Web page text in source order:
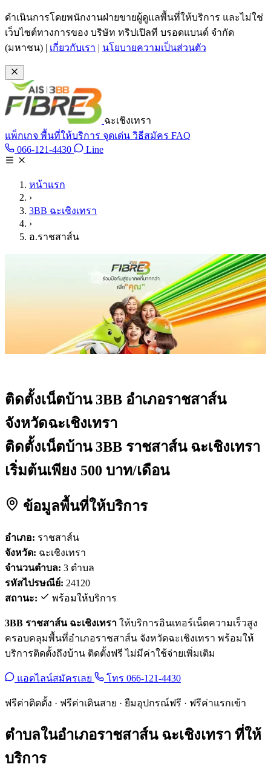
ข้ามไปเนื้อหาหลัก
ดำเนินการโดยพนักงานฝ่ายขายผู้ดูแลพื้นที่ให้บริการ และไม่ใช่
เว็บไซต์ทางการของ บริษัท ทริปเปิลที บรอดแบนด์ จำกัด
(มหาชน) | เกี่ยวกับเรา | นโยบายความเป็นส่วนตัว
ฉะเชิงเทรา
แพ็กเกจ พื้นที่ให้บริการ จุดเด่น วิธีสมัคร FAQ
066-121-4430 โทร 066-121-4430
LineLine @tan3bb
หน้าแรก
›
3BB ฉะเชิงเทรา
›
อ.ราชสาส์น
ติดตั้งเน็ตบ้าน 3BB อำเภอราชสาส์น
จังหวัดฉะเชิงเทรา
ติดตั้งเน็ตบ้าน 3BB ราชสาส์น ฉะเชิงเทรา
เริ่มต้นเพียง 500 บาท/เดือน
ข้อมูลพื้นที่ให้บริการ
อำเภอ: ราชสาส์น
จังหวัด: ฉะเชิงเทรา
จำนวนตำบล: 3 ตำบล
รหัสไปรษณีย์: 24120
สถานะ:
พร้อมให้บริการ
3BB ราชสาส์น ฉะเชิงเทรา ให้บริการอินเทอร์เน็ตความเร็วสูง
ครอบคลุมพื้นที่อำเภอราชสาส์น จังหวัดฉะเชิงเทรา พร้อมให้
บริการติดตั้งถึงบ้าน ติดตั้งฟรี ไม่มีค่าใช้จ่ายเพิ่มเติม
แอดไลน์สมัครเลย โทร 066-121-4430
ฟรีค่าติดตั้ง · ฟรีค่าเดินสาย · ยืมอุปกรณ์ฟรี · ฟรีค่าแรกเข้า
ตำบลในอำเภอราชสาส์น ฉะเชิงเทรา ที่ให้
บริการ